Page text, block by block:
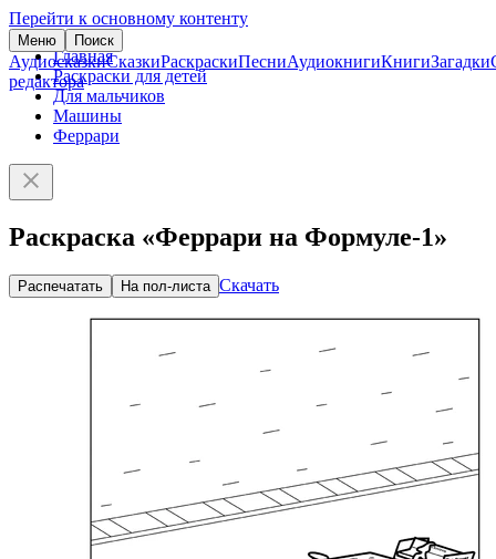
Перейти к основному контенту
Меню Поиск
АудиосказкиСказкиРаскраскиПесниАудиокнигиКнигиЗагадки
редактора
Главная
Раскраски для детей
Для мальчиков
Машины
Феррари
Раскраска «Феррари на Формуле-1»
Распечатать На пол-листа Скачать